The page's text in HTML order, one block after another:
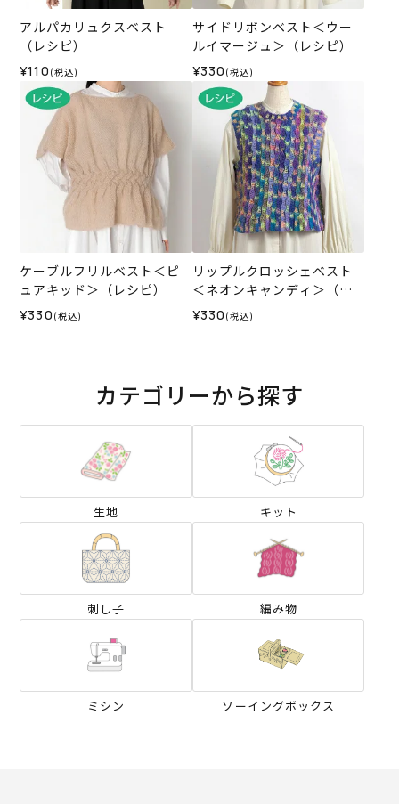
アルパカリュクスベスト
（レシピ）
¥110 (税込)
サイドリボンベスト＜ウー
ルイマージュ＞（レシピ）
¥330 (税込)
ケーブルフリルベスト＜ピ
ュアキッド＞（レシピ）
¥330 (税込)
リップルクロッシェベスト
＜ネオンキャンディ＞（レ
シピ）
¥330 (税込)
カテゴリーから探す
生地 キット
刺し子 編み物
ミシン ソーイングボックス